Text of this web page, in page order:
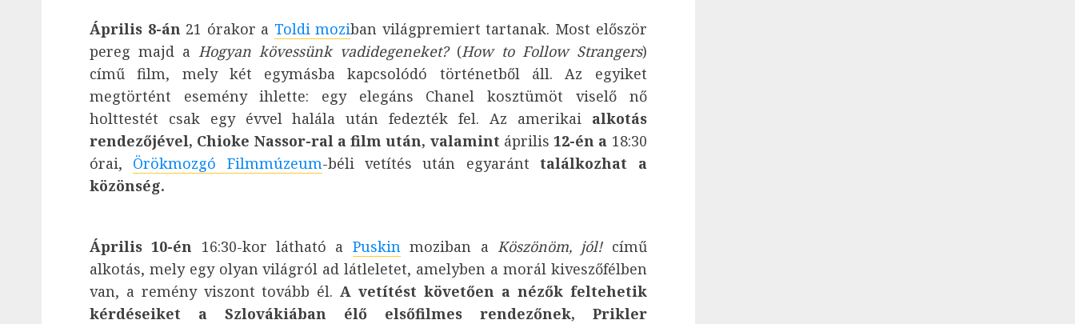
Április 8-án 21 órakor a Toldi moziban világpremiert tartanak. Most először
pereg majd a Hogyan kövessünk vadidegeneket?(How to Follow Strangers)
című film, mely két egymásba kapcsolódó történetből áll. Az egyiket
megtörtént esemény ihlette: egy elegáns Chanel kosztümöt viselő nő
holttestét csak egy évvel halála után fedezték fel. Az amerikai alkotás
rendezőjével, Chioke Nassor-ral a film után, valamint április 12-én a 18:30
órai, Örökmozgó Filmmúzeum-béli vetítés után egyaránttalálkozhat a
közönség.
Április 10-én 16:30-kor látható a Puskinmoziban a Köszönöm, jól! című
alkotás, mely egy olyan világról ad látleletet, amelyben a morál kiveszőfélben
van, a remény viszont tovább él.A vetítést követően a nézők feltehetik
kérdéseiket a Szlovákiában élő elsőfilmes rendezőnek, Prikler